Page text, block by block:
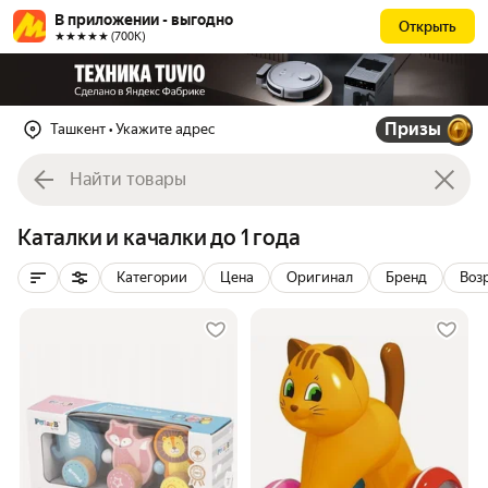
В приложении - выгодно
★★★★★ (700К)
Открыть
Ташкент • Укажите адрес Призы
Каталки и качалки до 1 года
Категории Цена Оригинал Бренд